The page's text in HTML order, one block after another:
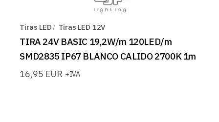
Tiras LED Tiras LED 12V
TIRA 24V BASIC 19,2W/m 120LED/m
SMD2835 IP67 BLANCO CALIDO 2700K 1m
16,95 EUR +IVA